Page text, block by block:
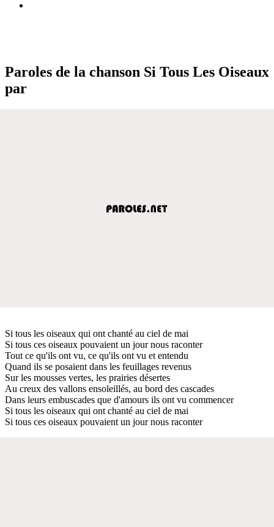
Paroles de la chanson Si Tous Les Oiseaux
par
Si tous les oiseaux qui ont chanté au ciel de mai
Si tous ces oiseaux pouvaient un jour nous raconter
Tout ce qu'ils ont vu, ce qu'ils ont vu et entendu
Quand ils se posaient dans les feuillages revenus
Sur les mousses vertes, les prairies désertes
Au creux des vallons ensoleillés, au bord des cascades
Dans leurs embuscades que d'amours ils ont vu commencer
Si tous les oiseaux qui ont chanté au ciel de mai
Si tous ces oiseaux pouvaient un jour nous raconter